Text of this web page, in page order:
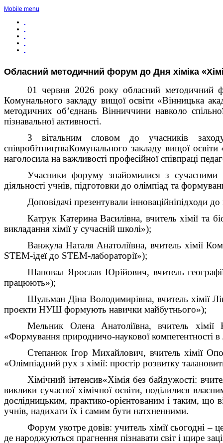
Mobile menu
Обласний методичний форум до Дня хіміка
01 червня 2026 року обласний методичний
Комунального закладу вищої освіти «Вінницька
методичних об’єднань Вінниччини навколо
пізнавальної активності.
З вітальним словом до учасників
співробітництваКомунального закладу вищої освіти
наголосила на важливості професійної співпраці
Учасники форуму знайомилися з сучасними
діяльності учнів, підготовки до олімпіад та
Доповідачі презентувалиінноваційніпідходи до
Катрук Катерина Василівна, вчитель хімії та
викладання хімії у сучасній школі»);
Ванжула Наталя Анатоліївна, вчитель хімії
STEM-ідеї до STEM-лабораторії»);
Шаповал Ярослав Юрійович, вчитель
працюють»);
Шульман Діна Володимирівна, вчитель хімії
проєкти НУШ формують навички майбутнього»);
Мельник Олена Анатоліївна, вчитель хімії
«Формування природничо-наукової компетентності в
Степанюк Ігор Михайлович, вчитель хімії
«Олімпіадний рух з хімії: простір розвитку
Хімічний інтенсив«Хімія без байдужості: в
виклики сучасної хімічної освіти,поділилися
дослідницьким, практико-орієнтованим і таким, що
учнів, надихати їх і самим бути натхненними.
Форум укотре довів: учитель хімії сьогодні –
де народжуються прагнення пізнавати світ і щире